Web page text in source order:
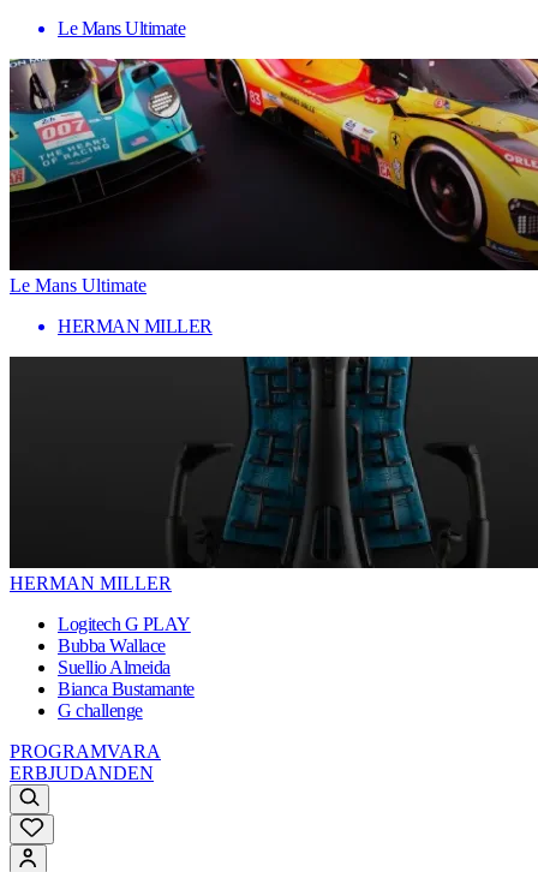
Le Mans Ultimate
Le Mans Ultimate
HERMAN MILLER
HERMAN MILLER
Logitech G PLAY
Bubba Wallace
Suellio Almeida
Bianca Bustamante
G challenge
PROGRAMVARA
ERBJUDANDEN